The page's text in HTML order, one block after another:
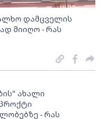
დამცველის
მიიღო - რას
ახალი
- რას